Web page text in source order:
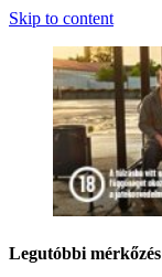
Skip to content
Legutóbbi mérkőzés